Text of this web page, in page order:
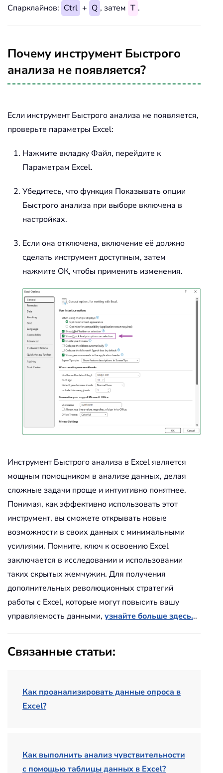
Спарклайнов: Ctrl + Q , затем T .
Почему инструмент Быстрого
анализа не появляется?
Если инструмент Быстрого анализа не появляется,
проверьте параметры Excel:
Нажмите вкладку Файл, перейдите к
Параметрам Excel.
Убедитесь, что функция Показывать опции
Быстрого анализа при выборе включена в
настройках.
Если она отключена, включение её должно
сделать инструмент доступным, затем
нажмите ОК, чтобы применить изменения.
Инструмент Быстрого анализа в Excel является
мощным помощником в анализе данных, делая
сложные задачи проще и интуитивно понятнее.
Понимая, как эффективно использовать этот
инструмент, вы сможете открывать новые
возможности в своих данных с минимальными
усилиями. Помните, ключ к освоению Excel
заключается в исследовании и использовании
таких скрытых жемчужин. Для получения
дополнительных революционных стратегий
работы с Excel, которые могут повысить вашу
управляемость данными, узнайте больше здесь...
Связанные статьи:
Как проанализировать данные опроса в
Excel?
Как выполнить анализ чувствительности
с помощью таблицы данных в Excel?